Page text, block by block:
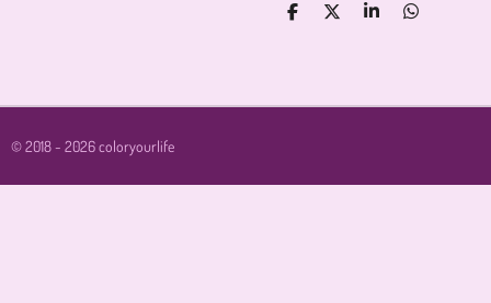
D
D
S
D
© 2018 - 2026 coloryourlife